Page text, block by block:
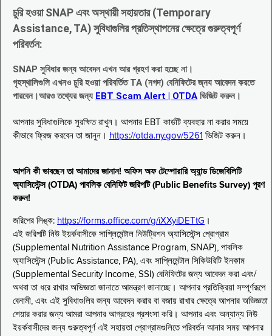
চুরি হওয়া SNAP এবং অস্থায়ী সহায়তার (Temporary
Assistance, TA) সুবিধাগুলির প্রতিস্থাপনের ক্ষেত্রে গুরুত্বপূর্ণ
পরিবর্তন:
SNAP সুবিধার জন্য আবেদন এখন আর গ্রহণ করা হচ্ছে না।
গৃহস্থালিগুলি এখনও চুরি হওয়া পরিবর্তিত TA (নগদ) বেনিফিটের জ্নয আবেদন করতে
পারবেন।আরও তথ্যের জন্য EBT Scam Alert | OTDA ভিজিট করুন।
আপনার সুবিধাগুলিকে সুরক্ষিত রাখুন। আপনার EBT কার্ডটি ব্যবহার না করার সময়ে
কীভাবে ফ্রিজ করবেন তা জানুন। https://otda.ny.gov/5261 ভিজিট করুন।
আপনি কী ভাবছেন তা আমাদের জানান! অফিস অফ টেম্পোরারি অ্যান্ড ডিজেবিলিটি
অ্যাসিস্টেন্স (OTDA) পাবলিক বেনিফিট জরিপটি (Public Benefits Survey) পূরণ
করুন!
জরিপের লিঙ্ক: https://forms.office.com/g/iXXyiDETtG ।
এই জরিপটি নিউ ইয়র্কবাসীকে সাপ্লিমেন্টাল নিউট্রিশন অ্যাসিস্টেন্স প্রোগ্রাম
(Supplemental Nutrition Assistance Program, SNAP), পাবলিক
অ্যাসিস্টেন্স (Public Assistance, PA), এবং সাপ্লিমেন্টাল সিকিউরিটি ইনকাম
(Supplemental Security Income, SSI) বেনিফিটের জন্য আবেদন করা এবং/
অথবা তা ধরে রাখার অভিজ্ঞতা জানাতে আমন্ত্রণ জানাচ্ছে। আপনার প্রতিক্রিয়া সম্পূর্ণরূপে
বেনামী, এবং এই সুবিধাগুলির জন্য আবেদন করার বা বজায় রাখার ক্ষেত্রে আপনার অভিজ্ঞতা
শেয়ার করার জন্য আমরা আপনার আগ্রহের প্রশংসা করি। আপনার এবং অন্যান্য নিউ
ইয়র্কবাসীদের জন্য গুরুত্বপূর্ণ এই সহায়তা প্রোগ্রামগুলিতে পরিবর্তন আনার সময় আপনার